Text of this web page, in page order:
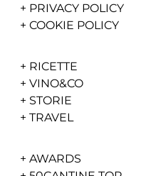
+ PRIVACY POLICY
+ COOKIE POLICY
+ RICETTE
+ VINO&CO
+ STORIE
+ TRAVEL
+ AWARDS